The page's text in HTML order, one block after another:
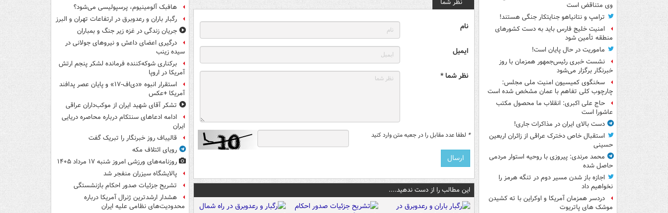
وی متناقض است
ترامپ و نتانیاهو جنایتکار جنگی هستند!
امنیت خلیج فارس باید به دست کشورهای
منطقه تأمین شود
ماموریت در حال پایان است!
نشست خبری رئیس‌جمهور همزمان با روز
خبرنگار برگزار می‌شود
سخنگوی کمیسیون امنیت ملی مجلس:
چارچوب کلی تفاهم با عمان مشخص شده است
حاج علی اکبری: انقلاب ما محصول مکتب
عاشورا است
دست بالای ایران در مذاکرات جاری!
استقبال خاص دخترک عراقی از زائران اربعین
حسینی
محمد مرندی: پیروزی با روحیه استوار مردمی
حاصل شده
اجازه باز شدن مسیر دوم در تنگه هرمز را
نخواهیم داد
دردسر همزمان آمریکا و اوکراین با ته کشیدن
موشک های پاتریوت
نظر شما
نام
ایمیل
نظر شما *
* لطفا عدد مقابل را در جعبه متن وارد کنید
این مطالب را از دست ندهید....
هافبک آلومینیوم، پرسپولیسی می‌شود؟
رگبار باران و رعدوبرق در ارتفاعات تهران و البرز
جریان زندگی در غزه زیر جنگ و بمباران
درگیری اعضای داعش و نیروهای جولانی در
سیده زینب
برکناری شوکه‌کننده فرمانده لشکر پنجم ارتش
آمریکا در اروپا
استقرار انبوه «دی‌اف‑۱۷» و پایان عصر پدافند
آمریکا +عکس
تشکر آقای شهید ایران از موکب‌داران عراقی
ادامه ادعاهای سنتکام درباره محاصره دریایی
ایران
قالیباف روز خبرنگار را تبریک گفت
رویای ائتلاف مکه
روزنامه‌های ورزشی امروز ‌شنبه ۱۷ مرداد ۱۴۰۵
پالایشگاه سیزران منفجر شد
تشریح جزئیات صدور احکام بازنشستگی
هشدار ارشدترین ژنرال آمریکا درباره
محدودیت‌های نظامی علیه ایران